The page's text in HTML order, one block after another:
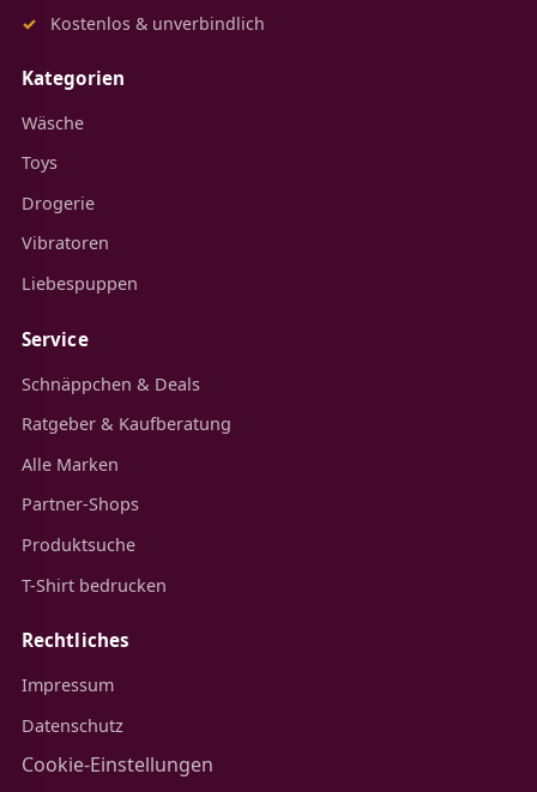
Kostenlos & unverbindlich
Kategorien
Wäsche
Toys
Drogerie
Vibratoren
Liebespuppen
Service
Schnäppchen & Deals
Ratgeber & Kaufberatung
Alle Marken
Partner-Shops
Produktsuche
T-Shirt bedrucken
Rechtliches
Impressum
Datenschutz
Cookie-Einstellungen